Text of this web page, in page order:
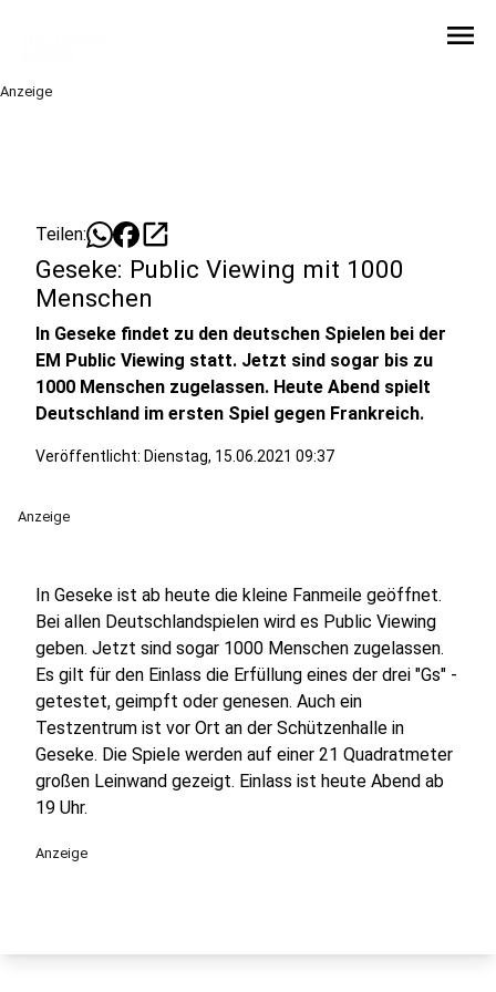
menu
Anzeige
Teilen: open_in_new
Geseke: Public Viewing mit 1000
Menschen
In Geseke findet zu den deutschen Spielen bei der
EM Public Viewing statt. Jetzt sind sogar bis zu
1000 Menschen zugelassen. Heute Abend spielt
Deutschland im ersten Spiel gegen Frankreich.
Veröffentlicht: Dienstag, 15.06.2021 09:37
Anzeige
In Geseke ist ab heute die kleine Fanmeile geöffnet.
Bei allen Deutschlandspielen wird es Public Viewing
geben. Jetzt sind sogar 1000 Menschen zugelassen.
Es gilt für den Einlass die Erfüllung eines der drei "Gs" -
getestet, geimpft oder genesen. Auch ein
Testzentrum ist vor Ort an der Schützenhalle in
Geseke. Die Spiele werden auf einer 21 Quadratmeter
großen Leinwand gezeigt. Einlass ist heute Abend ab
19 Uhr.
Anzeige